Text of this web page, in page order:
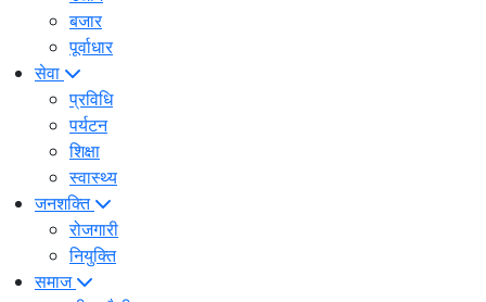
बजार
पूर्वाधार
सेवा
प्रविधि
पर्यटन
शिक्षा
स्वास्थ्य
जनशक्ति
रोजगारी
नियुक्ति
समाज